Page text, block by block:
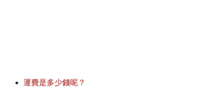
運費是多少錢呢？